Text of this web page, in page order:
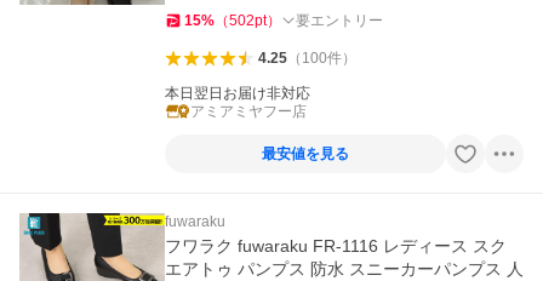
15% （502pt） 要エントリー
4.25（ 100件）
本日翌日お届け非対応
アミアミヤフー店
最安値を見る
fuwaraku
フワラク fuwaraku FR-1116 レディース スク
エアトゥ パンプス 防水 スニーカーパンプス 人